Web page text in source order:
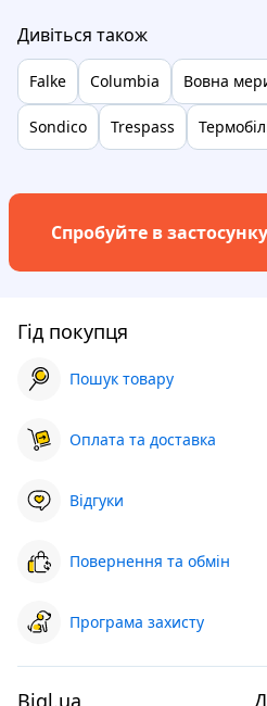
Дивіться також
Falke Columbia Вовна
Sondico Trespass
Спробуйте в застосунку
Гід покупця
Пошук товару
Оплата та доставка
Відгуки
Повернення та обмін
Програма захисту
Bigl.ua